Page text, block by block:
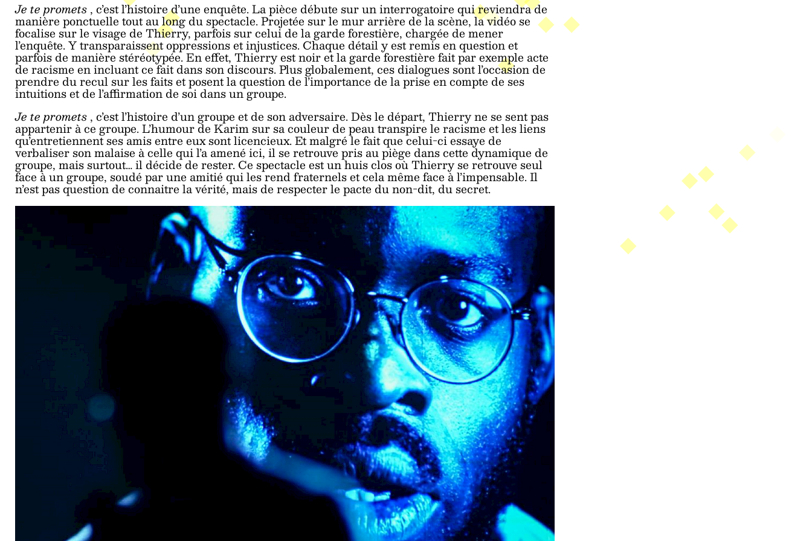
Je te promets, c’est l’histoire d’une enquête. La pièce débute sur un interrogatoire qui reviendra de
manière ponctuelle tout au long du spectacle. Projetée sur le mur arrière de la scène, la vidéo se
focalise sur le visage de Thierry, parfois sur celui de la garde forestière, chargée de mener
l’enquête. Y transparaissent oppressions et injustices. Chaque détail y est remis en question et
parfois de manière stéréotypée. En effet, Thierry est noir et la garde forestière fait par exemple acte
de racisme en incluant ce fait dans son discours. Plus globalement, ces dialogues sont l’occasion de
prendre du recul sur les faits et posent la question de l’importance de la prise en compte de ses
intuitions et de l’affirmation de soi dans un groupe.
Je te promets, c’est l’histoire d’un groupe et de son adversaire. Dès le départ, Thierry ne se sent pas
appartenir à ce groupe. L’humour de Karim sur sa couleur de peau transpire le racisme et les liens
qu’entretiennent ses amis entre eux sont licencieux. Et malgré le fait que celui-ci essaye de
verbaliser son malaise à celle qui l’a amené ici, il se retrouve pris au piège dans cette dynamique de
groupe, mais surtout… il décide de rester. Ce spectacle est un huis clos où Thierry se retrouve seul
face à un groupe, soudé par une amitié qui les rend fraternels et cela même face à l’impensable. Il
n’est pas question de connaitre la vérité, mais de respecter le pacte du non-dit, du secret.